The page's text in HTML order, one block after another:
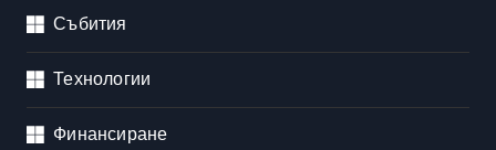
Събития
Технологии
Финансиране